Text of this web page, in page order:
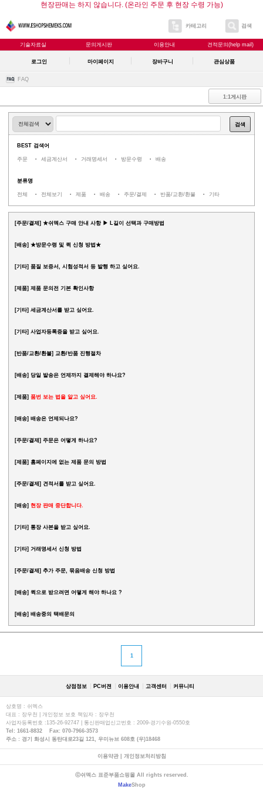
현장판매는 하지 않습니다. (온라인 주문 후 현장 수령 가능)
카테고리 검색
기술자료실 문의게시판 이용안내 견적문의(help mail)
로그인 마이페이지 장바구니 관심상품
FAQ
1:1게시판
검색
BEST 검색어
주문 세금계산서 거래명세서 방문수령 배송
분류명
전체 전체보기 제품 배송 주문/결제 반품/교환/환불 기타
[주문/결제] ★쉬멕스 구매 안내 사항 ▶ L길이 선택과 구매방법
[배송] ★방문수령 및 퀵 신청 방법★
[기타] 품질 보증서, 시험성적서 등 발행 하고 싶어요.
[제품] 제품 문의전 기본 확인사항
[기타] 세금계산서를 받고 싶어요.
[기타] 사업자등록증을 받고 싶어요.
[반품/교환/환불] 교환/반품 진행절차
[배송] 당일 발송은 언제까지 결제해야 하나요?
[제품] 품번 보는 법을 알고 싶어요.
[배송] 배송은 언제되나요?
[주문/결제] 주문은 어떻게 하나요?
[제품] 홈페이지에 없는 제품 문의 방법
[주문/결제] 견적서를 받고 싶어요.
[배송] 현장 판매 중단합니다.
[기타] 통장 사본을 받고 싶어요.
[기타] 거래명세서 신청 방법
[주문/결제] 추가 주문, 묶음배송 신청 방법
[배송] 퀵으로 받으려면 어떻게 해야 하나요 ?
[배송] 배송중의 택배문의
1
상점정보 PC버젼 이용안내 고객센터 커뮤니티
상호명 : 쉬멕스
대표 : 장우천 | 개인정보 보호 책임자 : 장우천
사업자등록번호 :135-26-92747 | 통신판매업신고번호 : 2009-경기수원-0550호
Tel: 1661-8832 Fax: 070-7966-3573
주소 : 경기 화성시 동탄대로23길 121, 우미뉴브 608호 (우)18468
이용약관| 개인정보처리방침
ⓒ쉬멕스 표준부품쇼핑몰 All rights reserved.
MakeShop